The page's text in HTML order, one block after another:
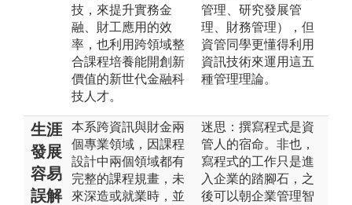
技，來提升實務金
融、財工應用的效
率，也利用跨領域整
合課程培養能開創新
價值的新世代金融科
技人才。
管理、研究發展管
理、財務管理），但
資管同學更懂得利用
資訊技術來運用這五
種管理理論。
生涯
發展
容易
誤解
本系跨資訊與財金兩
個專業領域，因課程
設計中兩個領域都有
完整的課程規畫，未
來深造或就業時，並
迷思：撰寫程式是資
管人的宿命。非也，
寫程式的工作只是進
入企業的踏腳石，之
後可以朝企業管理智